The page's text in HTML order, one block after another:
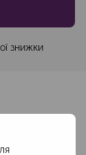
знижки